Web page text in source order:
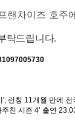
차이즈 호주
탁드립니다.
런칭 11개월 만에 전
친 시즌 4’ 출연